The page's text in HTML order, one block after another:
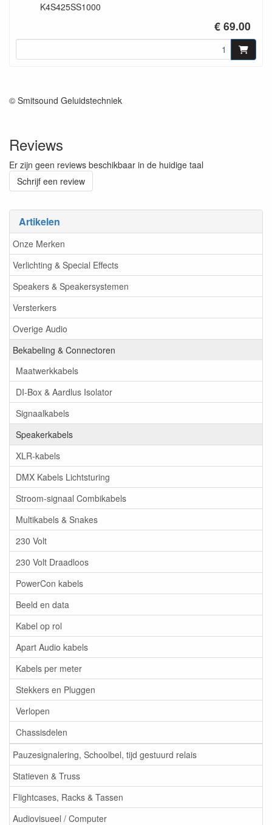
Artikelen
Onze Merken
Verlichting & Special Effects
Speakers & Speakersystemen
Versterkers
Overige Audio
Bekabeling & Connectoren
Maatwerkkabels
DI-Box & Aardlus Isolator
Signaalkabels
Speakerkabels
XLR-kabels
DMX Kabels Lichtsturing
Stroom-signaal Combikabels
Multikabels & Snakes
230 Volt
230 Volt Draadloos
PowerCon kabels
Beeld en data
Kabel op rol
Apart Audio kabels
Kabels per meter
Stekkers en Pluggen
Verlopen
Chassisdelen
Pauzesignalering, Schoolbel, tijd gestuurd relais
Statieven & Truss
Flightcases, Racks & Tassen
Audiovisueel / Computer
K4S425SS1000
€ 69.00
© Smitsound Geluidstechniek
Reviews
Er zijn geen reviews beschikbaar in de huidige taal
Schrijf een review